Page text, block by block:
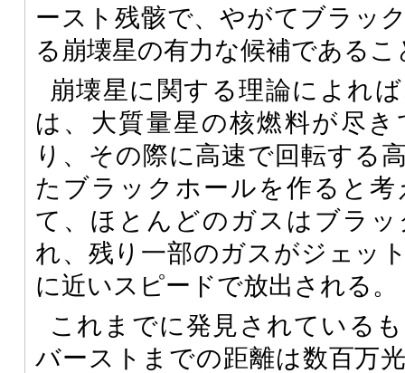
ースト残骸で、やがてブラッ
る崩壊星の有力な候補である
崩壊星に関する理論によれ
は、大質量星の核燃料が尽
り、その際に高速で回転する
たブラックホールを作ると
て、ほとんどのガスはブラ
れ、残り一部のガスがジェッ
に近いスピードで放出される。
これまでに発見されている
バーストまでの距離は数百万